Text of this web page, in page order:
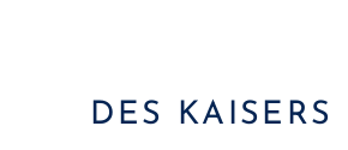
DES KAISERS